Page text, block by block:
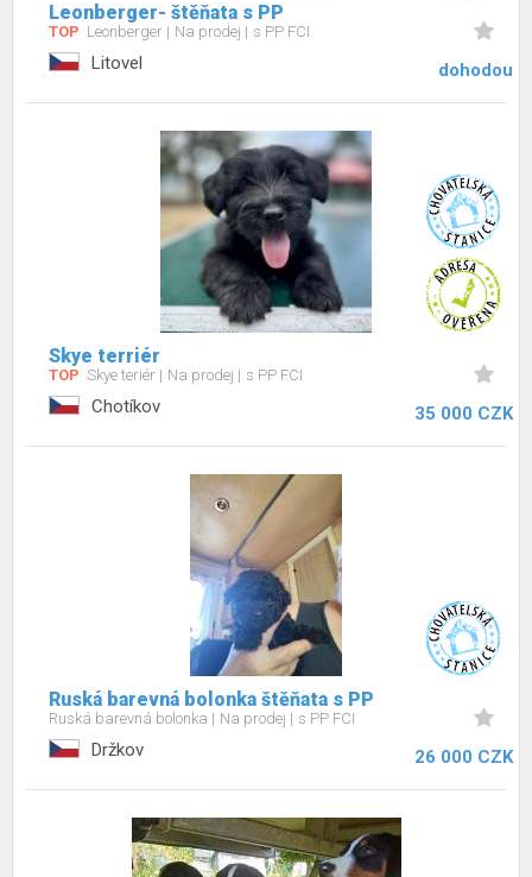
Leonberger- štěňata s PP
TOP Leonberger Na prodej s PP FCI
Litovel dohodou
Skye terriér
TOP Skye teriér Na prodej s PP FCI
Chotíkov 35 000 CZK
Ruská barevná bolonka štěňata s PP
Ruská barevná bolonka Na prodej s PP FCI
Držkov 26 000 CZK